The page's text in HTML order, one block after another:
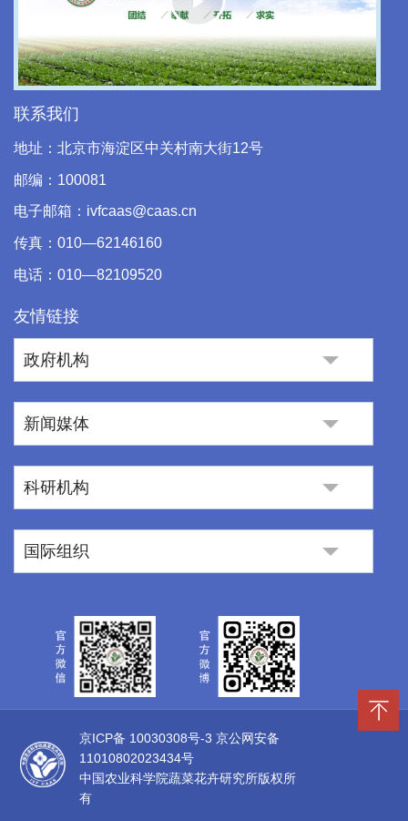
Play
Video
联系我们
地址：北京市海淀区中关村南大街12号
邮编：100081
电子邮箱：ivfcaas@caas.cn
传真：010—62146160
电话：010—82109520
友情链接
政府机构
新闻媒体
科研机构
国际组织
京ICP备 10030308号-3 京公网安备
11010802023434号
中国农业科学院蔬菜花卉研究所版权所
有